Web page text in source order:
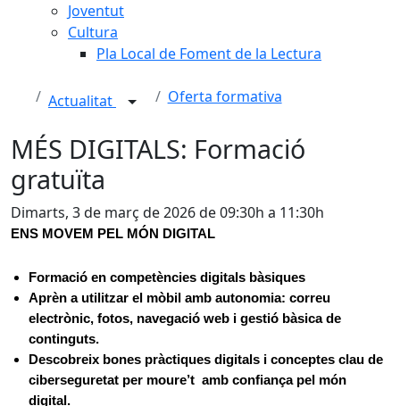
Joventut
Cultura
Pla Local de Foment de la Lectura
Actualitat Oferta formativa
MÉS DIGITALS: Formació
gratuïta
Dimarts, 3 de març de 2026 de 09:30h a 11:30h
ENS MOVEM PEL MÓN DIGITAL
Formació en competències digitals bàsiques
Aprèn a utilitzar el mòbil amb autonomia: correu
electrònic, fotos, navegació web i gestió bàsica de
continguts.
Descobreix bones pràctiques digitals i conceptes clau de
ciberseguretat per moure’t amb confiança pel món
digital.